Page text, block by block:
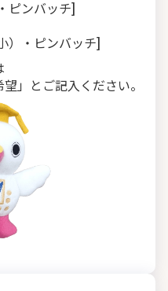
ピンバッチ]
）・ピンバッチ]
」とご記入ください。